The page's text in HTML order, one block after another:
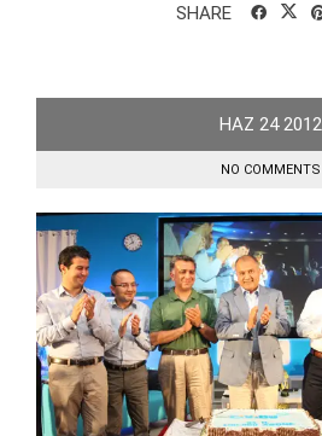
SHARE
HAZ 24 2012
NO COMMENTS